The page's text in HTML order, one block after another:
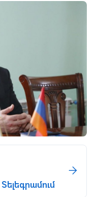
Տելեգրամում